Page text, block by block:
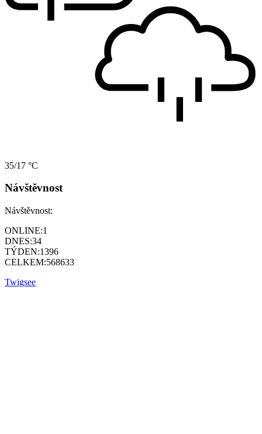
35/17 °C
Návštěvnost
Návštěvnost:
ONLINE:1
DNES:34
TÝDEN:1396
CELKEM:568633
Twigsee